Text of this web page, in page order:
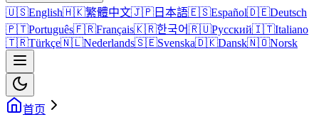
🇺🇸English🇭🇰繁體中文🇯🇵 日本語🇪🇸Español🇩🇪Deutsch
🇵🇹Português🇫🇷Français🇰🇷한국어🇷🇺Русский🇮🇹Italiano
🇹🇷Türkçe🇳🇱Nederlands🇸🇪Svenska🇩🇰Dansk🇳🇴Norsk
首页